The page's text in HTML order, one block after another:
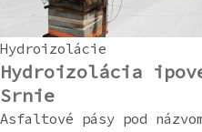
Hydroizolácie
Hydroizolácia
Srnie
Asfaltové pásy pod